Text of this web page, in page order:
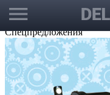
menu
Выбрать город
Корзина
Заказать звонок
Спецпредложения